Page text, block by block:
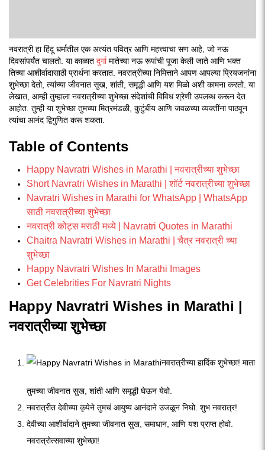
नवरात्री हा हिंदू धर्मातील एक अत्यंत पवित्र आणि महत्त्वाचा सण आहे, जो नऊ
दिवसांपर्यंत चालतो. या काळात दुर्गामातेच्या नऊ रूपांची पूजा केली जाते आणि भक्त
तिच्या आशीर्वादासाठी प्रार्थना करतात. नवरात्रीच्या निमित्ताने आपण आपल्या प्रियजनांना
शुभेच्छा देतो, त्यांच्या जीवनात सुख, शांती, समृद्धी आणि यश मिळो अशी कामना करतो. या
लेखात, आम्ही तुम्हाला नवरात्रीच्या शुभेच्छा संदेशांची विविध श्रेणी उपलब्ध करून देत
आहोत. तुम्ही या शुभेच्छा तुमच्या मित्रमंडळी, कुटुंबीय आणि जवळच्या व्यक्तींना पाठवून
त्यांचा आनंद द्विगुणित करू शकता.
Table of Contents
Happy Navratri Wishes in Marathi | नवरात्रीच्या शुभेच्छा
Short Navratri Wishes in Marathi | शॉर्ट नवरात्रीच्या शुभेच्छा
Navratri Wishes in Marathi for WhatsApp | WhatsApp
साठी नवरात्रीच्या शुभेच्छा
नवरात्री कोट्स मराठी मध्ये | Navratri Quotes in Marathi
Chaitra Navratri Wishes in Marathi | चैत्र नवरात्री च्या
शुभेच्छा
Happy Navratri Wishes In Marathi Images
Get Celebrities For Navratri Nights
Happy Navratri Wishes in Marathi |
नवरात्रीच्या शुभेच्छा
नवरात्रीच्या हार्दिक शुभेच्छा! माता
तुमच्या जीवनात सुख, शांती आणि समृद्धी घेऊन येवो.
नवरात्रीत देवीच्या कृपेने तुमचं आयुष्य आनंदाने उजळून निघो. शुभ नवरात्र!
देवीच्या आशीर्वादाने तुमच्या जीवनात सुख, समाधान, आणि यश प्राप्त होवो.
नवरात्रोत्सवाच्या शुभेच्छा!